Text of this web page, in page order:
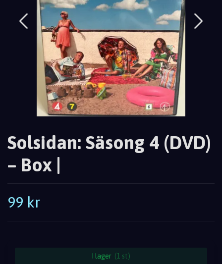
Solsidan: Säsong 4 (DVD)
– Box |
99 kr
I lager (1 st)